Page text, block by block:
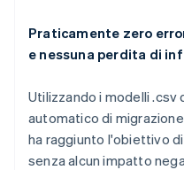
Praticamente zero
e nessuna perdita di
Utilizzando i modelli .csv
automatico di
ha raggiunto l'obiettivo
senza alcun impatto